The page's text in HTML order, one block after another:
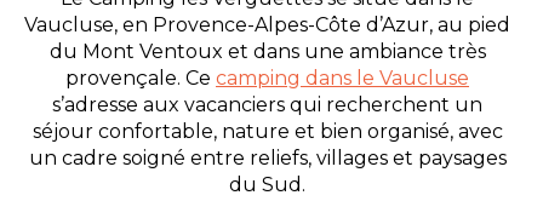
Vaucluse, en Provence-Alpes-Côte d’Azur, au pied
du Mont Ventoux et dans une ambiance très
provençale. Ce camping dans le Vaucluse
s’adresse aux vacanciers qui recherchent un
séjour confortable, nature et bien organisé, avec
un cadre soigné entre reliefs, villages et paysages
du Sud.